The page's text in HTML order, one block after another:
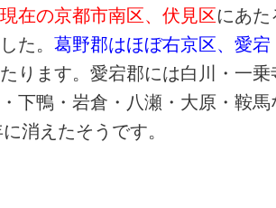
在の京都市南区、伏見区にあ
た。葛野郡はほぼ右京区、愛
ります。愛宕郡には白川・一
下鴨・岩倉・八瀬・大原・鞍
消えたそうです。